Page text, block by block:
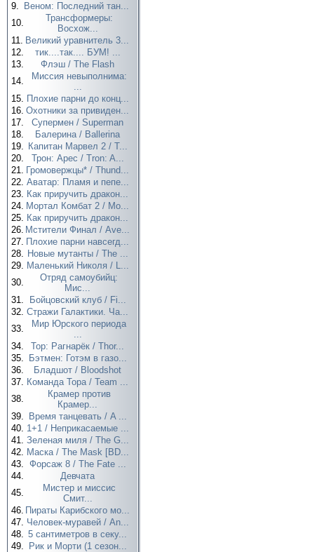
9.
Веном: Последний тан...
10.
Трансформеры:
Восхож...
11. Великий уравнитель 3...
12.
тик....так.... БУМ! ...
13.
Флэш / The Flash
14.
Миссия невыполнима:
...
15. Плохие парни до конц...
16. Охотники за привиден...
17.
Супермен / Superman
18.
Балерина / Ballerina
19. Капитан Марвел 2 / T...
20.
Трон: Арес / Tron: A...
21. Громовержцы* / Thund...
22. Аватар: Пламя и пепе...
23. Как приручить дракон...
24. Мортал Комбат 2 / Mo...
25. Как приручить дракон...
26. Мстители Финал / Ave...
27. Плохие парни навсегд...
28. Новые мутанты / The ...
29. Маленький Николя / L...
30.
Отряд самоубийц:
Мис...
31.
Бойцовский клуб / Fi...
32. Стражи Галактики. Ча...
33.
Мир Юрского периода
...
34.
Тор: Рагнарёк / Thor...
35.
Бэтмен: Готэм в газо...
36.
Бладшот / Bloodshot
37. Команда Тора / Team ...
38.
Крамер против
Крамер...
39.
Время танцевать / A ...
40. 1+1 / Неприкасаемые ...
41. Зеленая миля / The G...
42. Маска / The Mask [BD...
43. Форсаж 8 / The Fate ...
44.
Девчата
45.
Мистер и миссис
Смит...
46. Пираты Карибского мо...
47. Человек-муравей / An...
48. 5 сантиметров в секу...
49.
Рик и Морти (1 сезон...